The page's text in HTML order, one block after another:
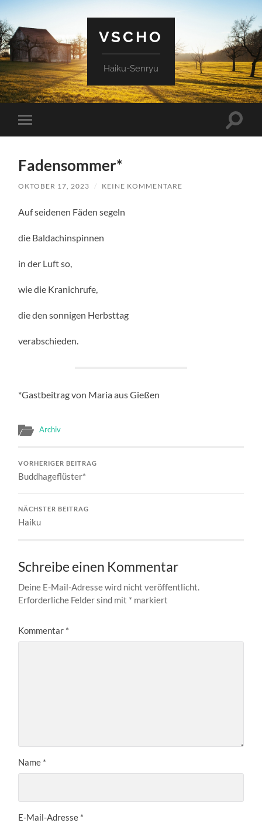
VSCHO
Haiku-Senryu
Mobile-
Menü
Fadensommer*
OKTOBER 17, 2023 / KEINE KOMMENTARE
Auf seidenen Fäden segeln
die Baldachinspinnen
in der Luft so,
wie die Kranichrufe,
die den sonnigen Herbsttag
verabschieden.
*Gastbeitrag von Maria aus Gießen
Archiv
VORHERIGER BEITRAG
Buddhageflüster*
NÄCHSTER BEITRAG
Haiku
Schreibe einen Kommentar
Deine E-Mail-Adresse wird nicht veröffentlicht.
Erforderliche Felder sind mit * markiert
Kommentar *
Name *
E-Mail-Adresse *